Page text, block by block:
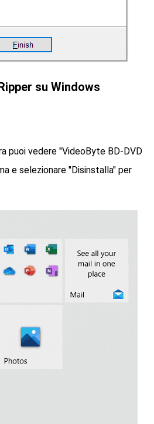
su Windows
puoi vedere "VideoByte BD-DVD
e selezionare "Disinstalla" per